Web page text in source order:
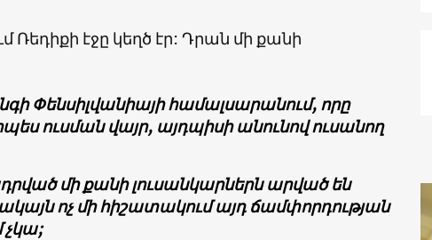
Ռեդիքի էջը կեղծ էր: Դրան մի քանի
Փենսիլվանիայի համալսարանում, որը
ուսման վայր, այդպիսի անունով ուսանող
մի քանի լուսանկարներն արված են
ոչ մի հիշատակում այդ ճամփորդության
չկա;